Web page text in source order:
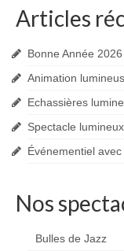
Articles
Bonne Année 2026
Animation
Echassières
Spectacle
Événementiel
Nos
Bulles de Jazz